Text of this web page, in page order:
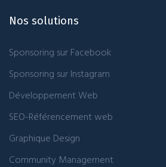
Nos solutions
Sponsoring sur Facebook
Sponsoring sur Instagram
Développement Web
SEO-Référencement web
Graphique Design
Community Management